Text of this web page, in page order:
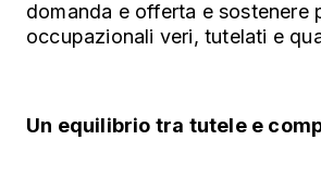
domanda e offerta e sostenere
occupazionali veri, tutelati e
Un equilibrio tra tutele e